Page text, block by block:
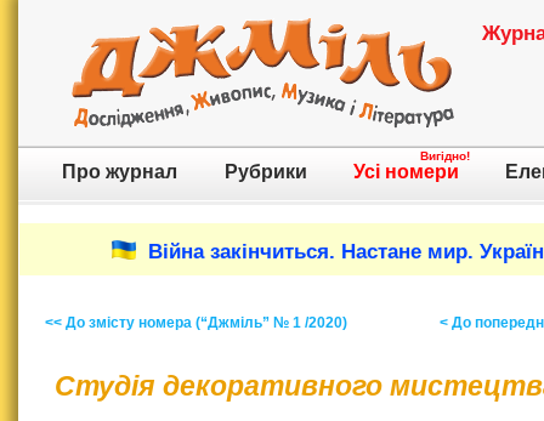
Про журнал Рубрики Усі номери
Вигідно!
Війна закінчиться. Настане мир.
<< До змісту номера (“Джміль” № 1 /2020) < До
Студія декоративного